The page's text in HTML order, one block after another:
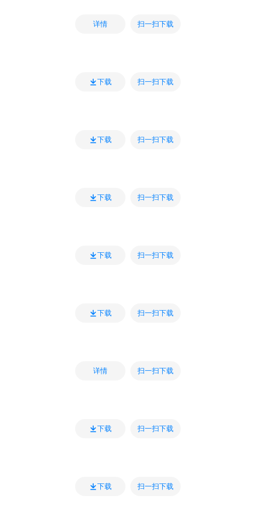
详情 扫一扫下载
下载 扫一扫下载
下载 扫一扫下载
下载 扫一扫下载
下载 扫一扫下载
下载 扫一扫下载
详情 扫一扫下载
下载 扫一扫下载
下载 扫一扫下载